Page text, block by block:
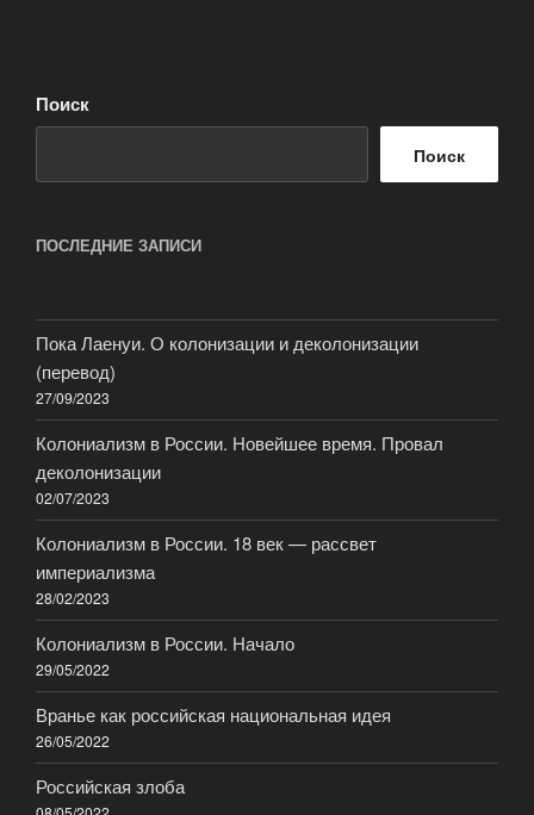
Поиск
Поиск
ПОСЛЕДНИЕ ЗАПИСИ
Пока Лаенуи. О колонизации и деколонизации
(перевод)
27/09/2023
Колониализм в России. Новейшее время. Провал
деколонизации
02/07/2023
Колониализм в России. 18 век — рассвет
империализма
28/02/2023
Колониализм в России. Начало
29/05/2022
Вранье как российская национальная идея
26/05/2022
Российская злоба